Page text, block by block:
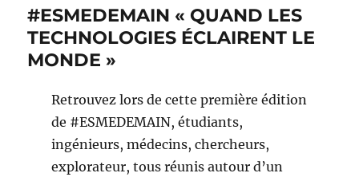
#ESMEDEMAIN « QUAND LES
TECHNOLOGIES ÉCLAIRENT LE
MONDE »
Retrouvez lors de cette première édition
de #ESMEDEMAIN, étudiants,
ingénieurs, médecins, chercheurs,
explorateur, tous réunis autour d’un